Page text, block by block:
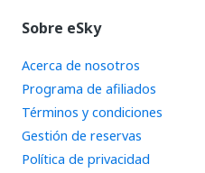
Sobre eSky
Acerca de nosotros
Programa de afiliados
Términos y condiciones
Gestión de reservas
Política de privacidad